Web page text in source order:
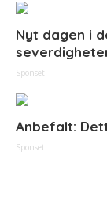
Nyt dagen i
Sponset
Anbefalt:
Sponset